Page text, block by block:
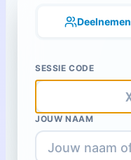
Deelnemen
SESSIE CODE
JOUW NAAM